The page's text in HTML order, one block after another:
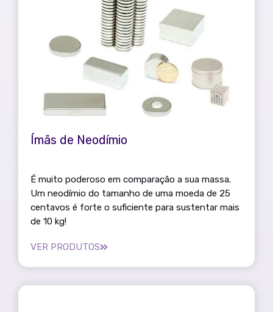
Ímãs de Neodímio
É muito poderoso em comparação a sua massa.
Um neodímio do tamanho de uma moeda de 25
centavos é forte o suficiente para sustentar mais
de 10 kg!
VER PRODUTOS